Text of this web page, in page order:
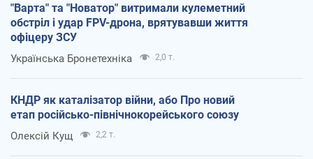
"Варта" та "Новатор" витримали кулеметний
обстріл і удар FPV-дрона, врятувавши життя
офіцеру ЗСУ
Українська Бронетехніка 2,0 т.
КНДР як каталізатор війни, або Про новий
етап російсько-північнокорейського союзу
Олексій Кущ 2,2 т.